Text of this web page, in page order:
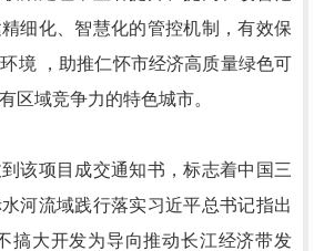
细化、智慧化的管控机制，有效保
境 ，助推仁怀市经济高质量绿色可
区域竞争力的特色城市。
项目成交通知书，标志着中国三
河流域践行落实习近平总书记指出
搞大开发为导向推动长江经济带发